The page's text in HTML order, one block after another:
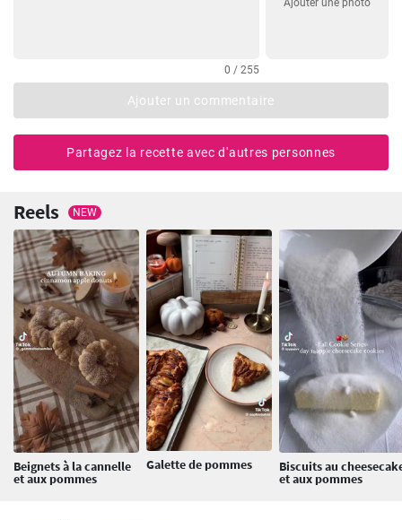
0 / 255
Ajouter une photo
Ajouter un commentaire
Partagez la recette avec d'autres personnes
Reels NEW
Beignets à la cannelle
et aux pommes
Galette de pommes Biscuits au
et aux pommes